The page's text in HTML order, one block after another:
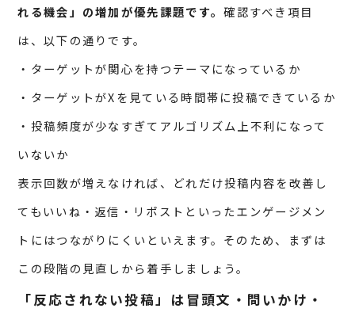
れる機会」の増加が優先課題です。確認すべき項目
は、以下の通りです。
・ターゲットが関心を持つテーマになっているか
・ターゲットがXを見ている時間帯に投稿できているか
・投稿頻度が少なすぎてアルゴリズム上不利になって
いないか
表示回数が増えなければ、どれだけ投稿内容を改善し
てもいいね・返信・リポストといったエンゲージメン
トにはつながりにくいといえます。そのため、まずは
この段階の見直しから着手しましょう。
「反応されない投稿」は冒頭文・問いかけ・